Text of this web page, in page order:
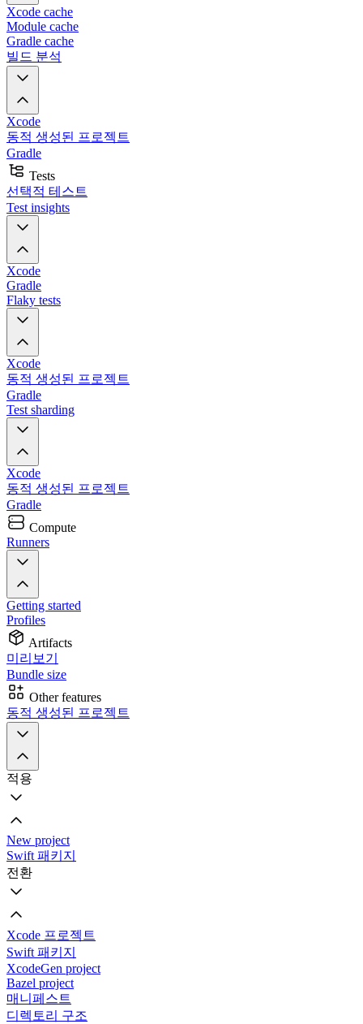
Xcode cache
Module cache
Gradle cache
빌드 분석
Xcode
동적 생성된 프로젝트
Gradle
Tests
선택적 테스트
Test insights
Xcode
Gradle
Flaky tests
Xcode
동적 생성된 프로젝트
Gradle
Test sharding
Xcode
동적 생성된 프로젝트
Gradle
Compute
Runners
Getting started
Profiles
Artifacts
미리보기
Bundle size
Other features
동적 생성된 프로젝트
적용
New project
Swift 패키지
전환
Xcode 프로젝트
Swift 패키지
XcodeGen project
Bazel project
매니페스트
디렉토리 구조